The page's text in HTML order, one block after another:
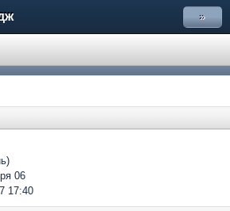
»
06
17:40